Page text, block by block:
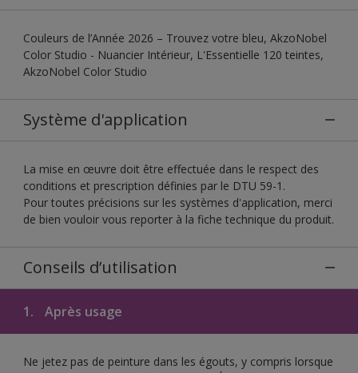
Couleurs de l’Année 2026 – Trouvez votre bleu, AkzoNobel
Color Studio - Nuancier Intérieur, L'Essentielle 120 teintes,
AkzoNobel Color Studio
Système d'application
La mise en œuvre doit être effectuée dans le respect des
conditions et prescription définies par le DTU 59-1.
Pour toutes précisions sur les systèmes d'application, merci
de bien vouloir vous reporter à la fiche technique du produit.
Conseils d’utilisation
1. Après usage
Ne jetez pas de peinture dans les égouts, y compris lorsque